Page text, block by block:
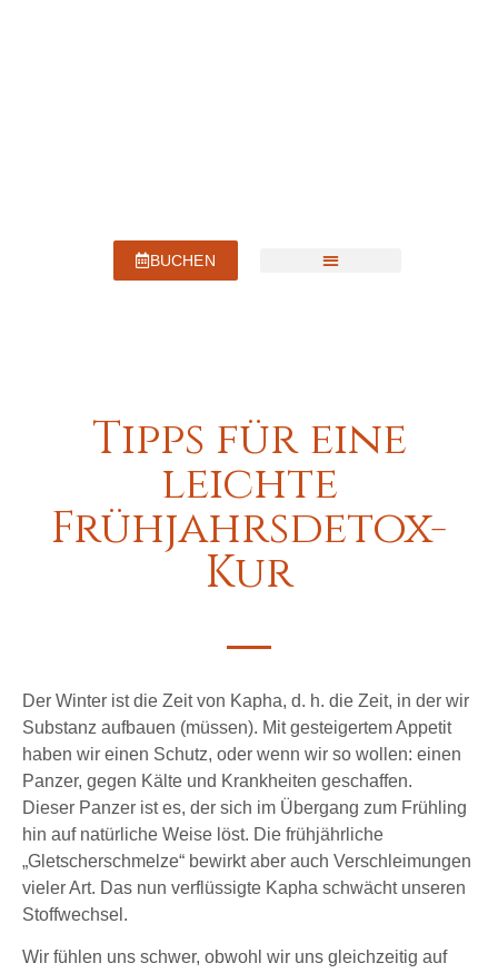
BUCHEN
Tipps für eine
leichte
Frühjahrsdetox-
Kur
Der Winter ist die Zeit von Kapha, d. h. die Zeit, in der wir
Substanz aufbauen (müssen). Mit gesteigertem Appetit
haben wir einen Schutz, oder wenn wir so wollen: einen
Panzer, gegen Kälte und Krankheiten geschaffen.
Dieser Panzer ist es, der sich im Übergang zum Frühling
hin auf natürliche Weise löst. Die frühjährliche
„Gletscherschmelze“ bewirkt aber auch Verschleimungen
vieler Art. Das nun verflüssigte Kapha schwächt unseren
Stoffwechsel.
Wir fühlen uns schwer, obwohl wir uns gleichzeitig auf